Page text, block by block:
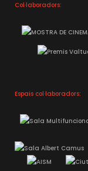
Col·laboradors:
Espais col·laboradors: